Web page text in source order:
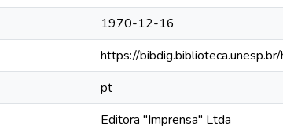
1970-12-16
https://
pt
Editora "Imprensa" Ltda